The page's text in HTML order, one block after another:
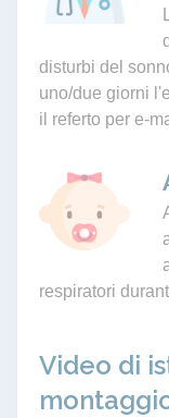
disturbi del
uno/due giorni
il referto per e-
respiratori
Video di